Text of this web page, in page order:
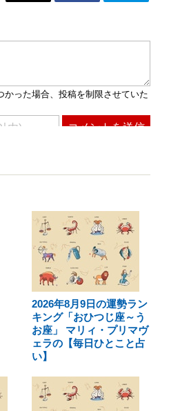
2026年8月9日の運勢ラン
キング「おひつじ座～う
お座」 マリィ・プリマヴ
ェラの【毎日ひとこと占
い】